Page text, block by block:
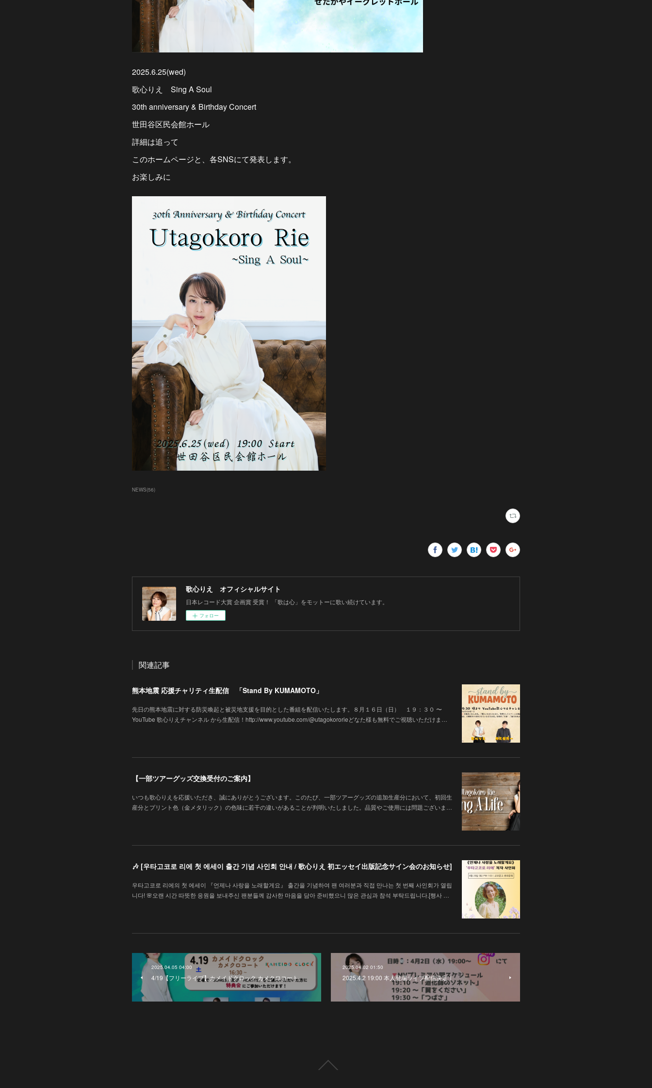
2025.6.25(wed)
歌心りえ Sing A Soul
30th anniversary & Birthday Concert
世田谷区民会館ホール
詳細は追って
このホームページと、各SNSにて発表します。
お楽しみに
NEWS(56)
歌心りえ オフィシャルサイト
日本レコード大賞 企画賞 受賞！ 「歌は心」をモットーに歌い続けています。
フォロー
関連記事
熊本地震 応援チャリティ生配信 「Stand By KUMAMOTO」
先日の熊本地震に対する防災喚起と被災地支援を目的とした番組を配信いたします。８月１６日（日） １９：３０ 〜
YouTube 歌心りえチャンネル から生配信！http://www.youtube.com/@utagokororieどなた様も無料でご視聴いただけま…
【一部ツアーグッズ交換受付のご案内】
いつも歌心りえを応援いただき、誠にありがとうございます。このたび、一部ツアーグッズの追加生産分において、初回生
産分とプリント色（金メタリック）の色味に若干の違いがあることが判明いたしました。品質やご使用には問題ございま…
🎶 [우타고코로 리에 첫 에세이 출간 기념 사인회 안내 / 歌心りえ 初エッセイ出版記念サイン会のお知らせ]
우타고코로 리에의 첫 에세이 『언제나 사랑을 노래할게요』 출간을 기념하여 팬 여러분과 직접 만나는 첫 번째 사인회가 열립
니다! 🌸오랜 시간 따뜻한 응원을 보내주신 팬분들께 감사한 마음을 담아 준비했으니 많은 관심과 참석 부탁드립니다.[행사 …
2025.04.05 04:00
4/19【フリーライブ】カメイドクロック カメクロコート
2025.04.02 01:50
2025.4.2 19:00 本人登場ライブ配信決定！